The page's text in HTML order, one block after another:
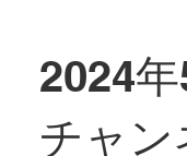
2024
チャン